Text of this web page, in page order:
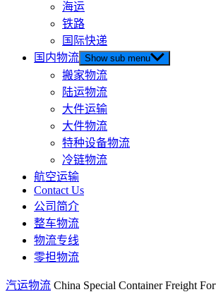
海运
铁路
国际快递
国内物流 Show sub menu
搬家物流
陆运物流
大件运输
大件物流
特种设备物流
冷链物流
航空运输
Contact Us
公司简介
整车物流
物流专线
零担物流
汽运物流 China Special Container Freight